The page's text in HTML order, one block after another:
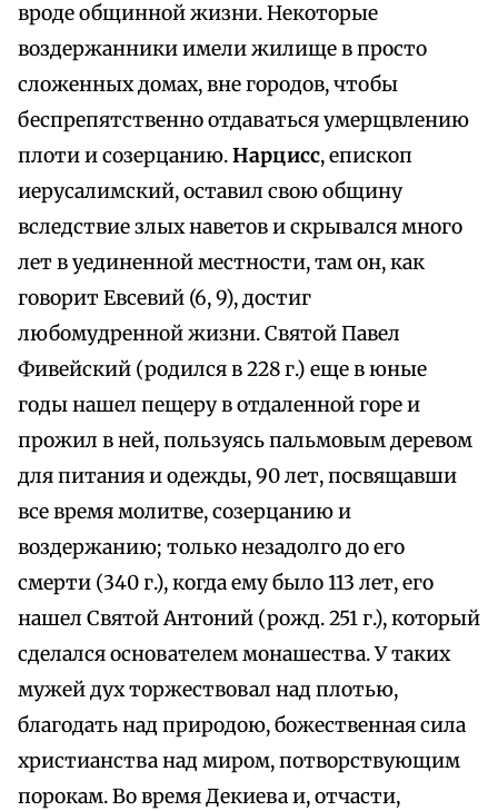
вроде общинной жизни. Некоторые
воздержанники имели жилище в просто
сложенных домах, вне городов, чтобы
беспрепятственно отдаваться умерщвлению
плоти и созерцанию.Нарцисс, епископ
иерусалимский, оставил свою общину
вследствие злых наветов и скрывался много
лет в уединенной местности, там он, как
говорит Евсевий (6, 9), достиг
любомудренной жизни. Святой Павел
Фивейский (родился в 228 г.) еще в юные
годы нашел пещеру в отдаленной горе и
прожил в ней, пользуясь пальмовым деревом
для питания и одежды, 90 лет, посвящавши
все время молитве, созерцанию и
воздержанию; только незадолго до его
смерти (340 г.), когда ему было 113 лет, его
нашел Святой Антоний (рожд. 251 г.), который
сделался основателем монашества. У таких
мужей дух торжествовал над плотью,
благодать над природою, божественная сила
христианства над миром, потворствующим
порокам. Во время Декиева и, отчасти,